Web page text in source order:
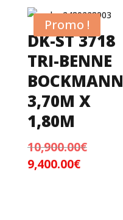
Promo !
DK-ST 3718
TRI-BENNE
BOCKMANN
3,70M X
1,80M
10,900.00€Le
9,400.00€Le